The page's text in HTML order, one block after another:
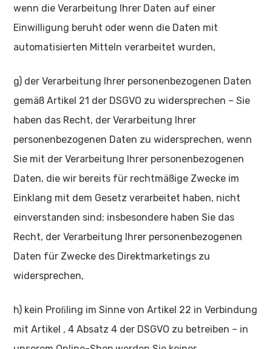
wenn die Verarbeitung Ihrer Daten auf einer
Einwilligung beruht oder wenn die Daten mit
automatisierten Mitteln verarbeitet wurden,
g) der Verarbeitung Ihrer personenbezogenen Daten
gemäß Artikel 21 der DSGVO zu widersprechen – Sie
haben das Recht, der Verarbeitung Ihrer
personenbezogenen Daten zu widersprechen, wenn
Sie mit der Verarbeitung Ihrer personenbezogenen
Daten, die wir bereits für rechtmäßige Zwecke im
Einklang mit dem Gesetz verarbeitet haben, nicht
einverstanden sind; insbesondere haben Sie das
Recht, der Verarbeitung Ihrer personenbezogenen
Daten für Zwecke des Direktmarketings zu
widersprechen,
h) kein Proﬁling im Sinne von Artikel 22 in Verbindung
mit Artikel , 4 Absatz 4 der DSGVO zu betreiben – in